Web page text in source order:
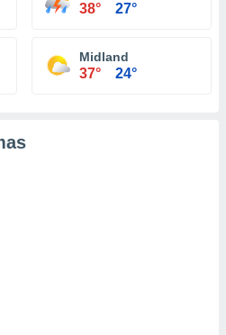
38° 27°
Midland
37° 24°